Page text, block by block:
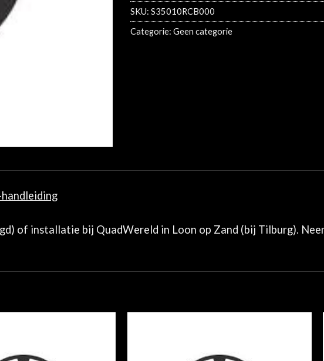
SKU: S35010RCB000
Categorie: Geen categorie
of installatie bij QuadWereld in Loon op Zand (bij Tilburg).